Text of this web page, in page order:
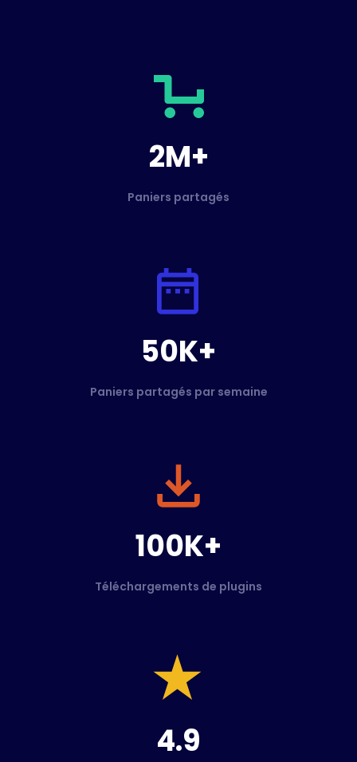
2M+
Paniers partagés
50K+
Paniers partagés par semaine
100K+
Téléchargements de plugins
4.9